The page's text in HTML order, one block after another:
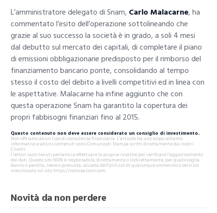
L’amministratore delegato di Snam, Carlo Malacarne, ha
commentato l’esito dell’operazione sottolineando che
grazie al suo successo la società è in grado, a soli 4 mesi
dal debutto sul mercato dei capitali, di completare il piano
di emissioni obbligazionarie predisposto per il rimborso del
finanziamento bancario ponte, consolidando al tempo
stesso il costo del debito a livelli competitivi ed in linea con
le aspettative. Malacarne ha infine aggiunto che con
questa operazione Snam ha garantito la copertura dei
propri fabbisogni finanziari fino al 2015.
Questo contenuto non deve essere considerato un consiglio di investimento.
Non offriamo alcun tipo di consulenza finanziaria. L’articolo ha uno scopo soltanto
informativo e alcuni contenuti sono Comunicati Stampa scritti direttamente dai nostri
Clienti.
I lettori sono tenuti pertanto a effettuare le proprie ricerche per verificare l’aggiornamento
dei dati. Questo sito NON è responsabile, direttamente o indirettamente, per qualsivoglia
danno o perdita, reale o presunta, causata dall'utilizzo di qualunque contenuto o servizio
menzionato sul sito https://valoreazioni.com.
Novità da non perdere